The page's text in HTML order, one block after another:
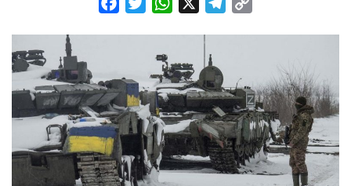
FacebookTwitterWhatsApp Telegram